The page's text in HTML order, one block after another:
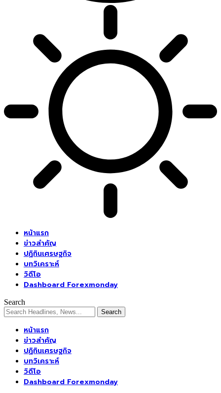
หน้าแรก
ข่าวสำคัญ
ปฏิทินเศรษฐกิจ
บทวิเคราะห์
วิดีโอ
Dashboard Forexmonday
Search
หน้าแรก
ข่าวสำคัญ
ปฏิทินเศรษฐกิจ
บทวิเคราะห์
วิดีโอ
Dashboard Forexmonday